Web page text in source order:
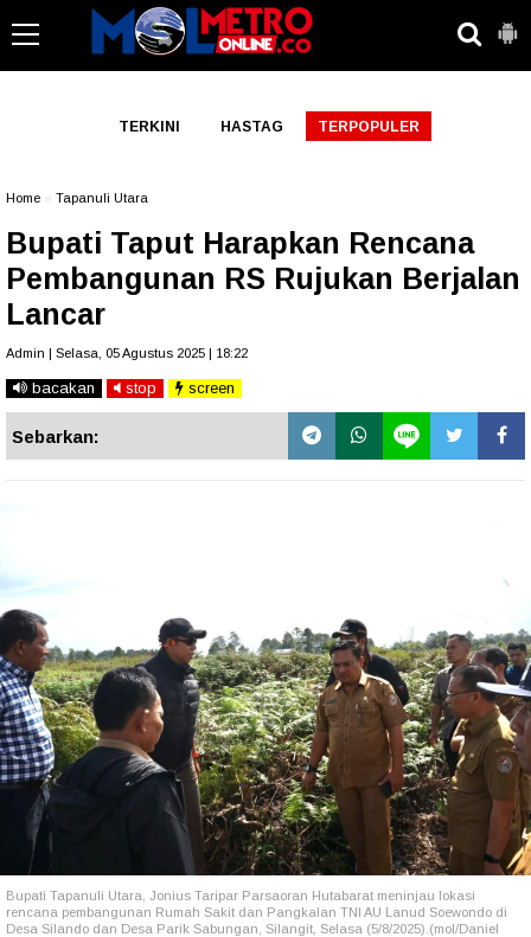
TERKINI HASTAG TERPOPULER
Home Tapanuli Utara
Bupati Taput Harapkan Rencana
Pembangunan RS Rujukan Berjalan
Lancar
Admin | Selasa, 05 Agustus 2025 | 18:22
bacakan stop screen
Sebarkan:
Bupati Tapanuli Utara, Jonius Taripar Parsaoran Hutabarat meninjau lokasi
rencana pembangunan Rumah Sakit dan Pangkalan TNI AU Lanud Soewondo di
Desa Silando dan Desa Parik Sabungan, Silangit, Selasa (5/8/2025).(mol/Daniel